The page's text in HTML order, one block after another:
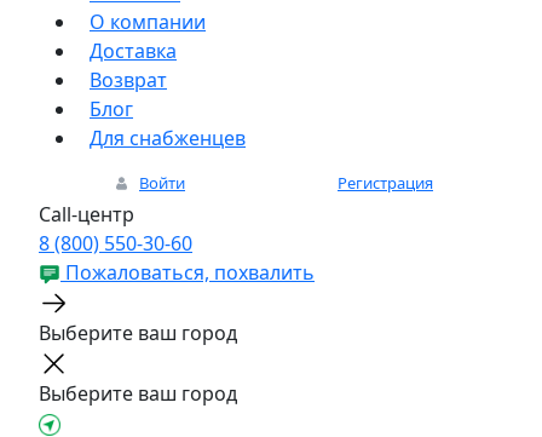
О компании
Доставка
Возврат
Блог
Для снабженцев
Войти Регистрация
Call-центр
8 (800) 550-30-60
Пожаловаться, похвалить
Выберите ваш город
Выберите ваш город